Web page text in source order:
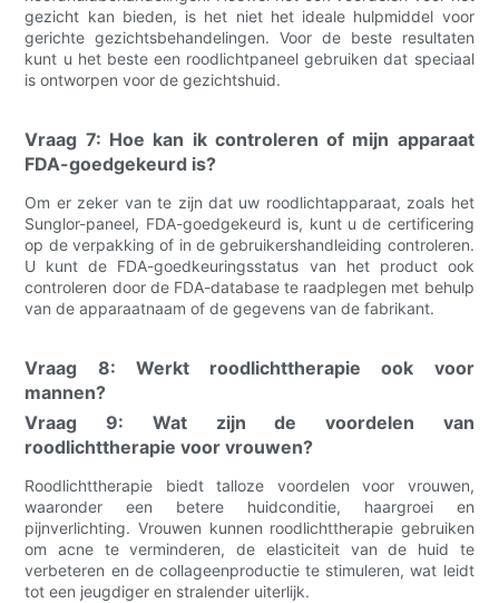
gezicht kan bieden, is het niet het ideale hulpmiddel voor
gerichte gezichtsbehandelingen. Voor de beste resultaten
kunt u het beste een roodlichtpaneel gebruiken dat speciaal
is ontworpen voor de gezichtshuid.
Vraag 7: Hoe kan ik controleren of mijn apparaat
FDA-goedgekeurd is?
Om er zeker van te zijn dat uw roodlichtapparaat, zoals het
Sunglor-paneel, FDA-goedgekeurd is, kunt u de certificering
op de verpakking of in de gebruikershandleiding controleren.
U kunt de FDA-goedkeuringsstatus van het product ook
controleren door de FDA-database te raadplegen met behulp
van de apparaatnaam of de gegevens van de fabrikant.
Vraag 8: Werkt roodlichttherapie ook voor
mannen?
Vraag 9: Wat zijn de voordelen van
roodlichttherapie voor vrouwen?
Roodlichttherapie biedt talloze voordelen voor vrouwen,
waaronder een betere huidconditie, haargroei en
pijnverlichting. Vrouwen kunnen roodlichttherapie gebruiken
om acne te verminderen, de elasticiteit van de huid te
verbeteren en de collageenproductie te stimuleren, wat leidt
tot een jeugdiger en stralender uiterlijk.